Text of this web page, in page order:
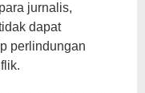
jurnalis,
dapat
perlindungan